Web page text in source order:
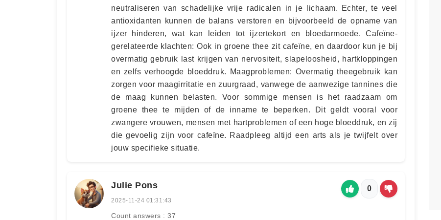
neutraliseren van schadelijke vrije radicalen in je lichaam. Echter, te veel
antioxidanten kunnen de balans verstoren en bijvoorbeeld de opname van
ijzer hinderen, wat kan leiden tot ijzertekort en bloedarmoede. Cafeïne-
gerelateerde klachten: Ook in groene thee zit cafeïne, en daardoor kun je bij
overmatig gebruik last krijgen van nervositeit, slapeloosheid, hartkloppingen
en zelfs verhoogde bloeddruk. Maagproblemen: Overmatig theegebruik kan
zorgen voor maagirritatie en zuurgraad, vanwege de aanwezige tannines die
de maag kunnen belasten. Voor sommige mensen is het raadzaam om
groene thee te mijden of de inname te beperken. Dit geldt vooral voor
zwangere vrouwen, mensen met hartproblemen of een hoge bloeddruk, en zij
die gevoelig zijn voor cafeïne. Raadpleeg altijd een arts als je twijfelt over
jouw specifieke situatie.
Julie Pons
2025-11-24 01:31:43
Count answers : 37
0